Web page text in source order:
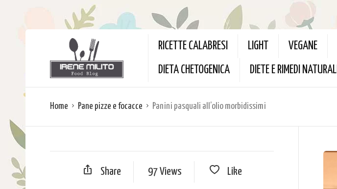
RICETTE CALABRESI LIGHT VEGANE
DIETA CHETOGENICA DIETE E RIMEDI NATURALI
Home Pane pizze e focacce Panini pasquali all’olio morbidissimi
Share 97 Views Like